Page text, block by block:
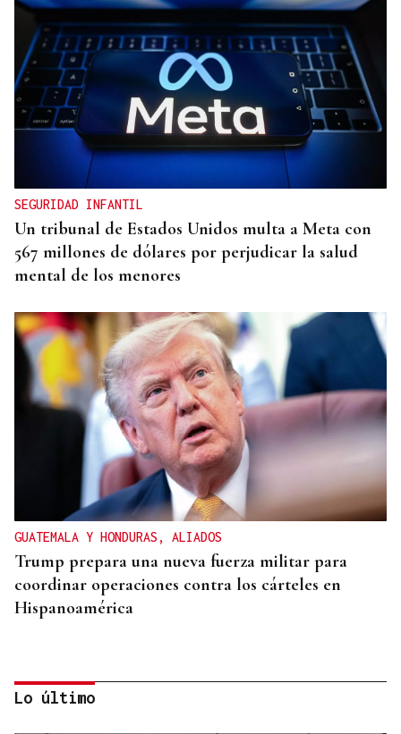
SEGURIDAD INFANTIL
Un tribunal de Estados Unidos multa a Meta con
567 millones de dólares por perjudicar la salud
mental de los menores
GUATEMALA Y HONDURAS, ALIADOS
Trump prepara una nueva fuerza militar para
coordinar operaciones contra los cárteles en
Hispanoamérica
Lo último